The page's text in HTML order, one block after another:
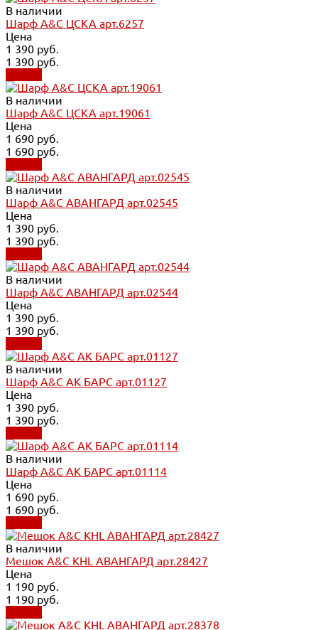
В наличии
Шарф A&C ЦСКА арт.6257
Цена
1 390 руб.
1 390 руб.
В наличии
Шарф A&C ЦСКА арт.19061
Цена
1 690 руб.
1 690 руб.
В наличии
Шарф A&C АВАНГАРД арт.02545
Цена
1 390 руб.
1 390 руб.
В наличии
Шарф A&C АВАНГАРД арт.02544
Цена
1 390 руб.
1 390 руб.
В наличии
Шарф A&C АК БАРС арт.01127
Цена
1 390 руб.
1 390 руб.
В наличии
Шарф A&C АК БАРС арт.01114
Цена
1 690 руб.
1 690 руб.
В наличии
Мешок A&C KHL АВАНГАРД арт.28427
Цена
1 190 руб.
1 190 руб.